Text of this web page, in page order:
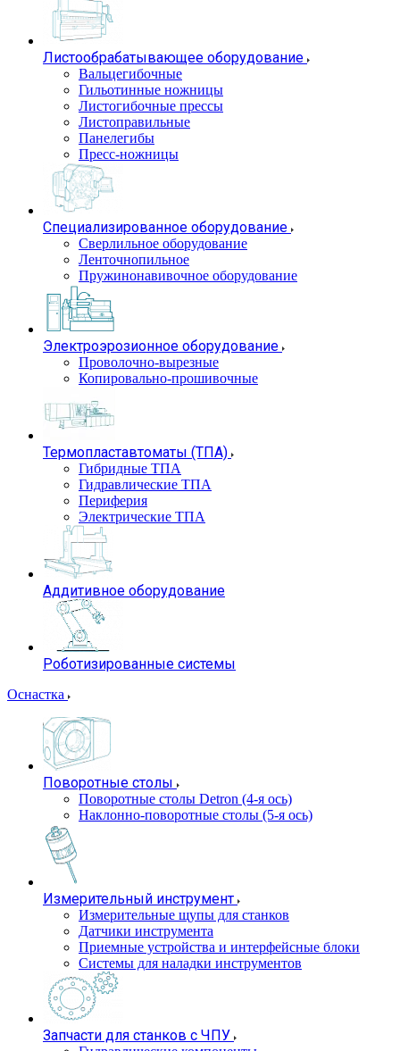
Листообрабатывающее оборудование
Вальцегибочные
Гильотинные ножницы
Листогибочные прессы
Листоправильные
Панелегибы
Пресс-ножницы
Специализированное оборудование
Сверлильное оборудование
Ленточнопильное
Пружинонавивочное оборудование
Электроэрозионное оборудование
Проволочно-вырезные
Копировально-прошивочные
Термопластавтоматы (ТПА)
Гибридные ТПА
Гидравлические ТПА
Периферия
Электрические ТПА
Аддитивное оборудование
Роботизированные системы
Оснастка
Поворотные столы
Поворотные столы Detron (4-я ось)
Наклонно-поворотные столы (5-я ось)
Измерительный инструмент
Измерительные щупы для станков
Датчики инструмента
Приемные устройства и интерфейсные блоки
Системы для наладки инструментов
Запчасти для станков с ЧПУ